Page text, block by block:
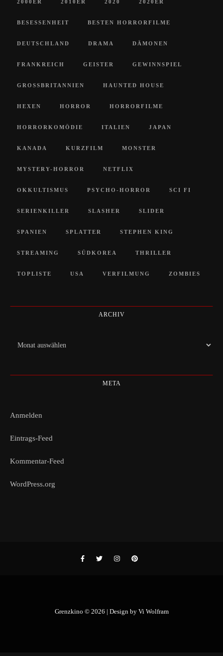
2000ER 2010ER 2020 2020ER
BESESSENHEIT BESTEN HORRORFILME
DEUTSCHLAND DRAMA DÄMONEN
FRANKREICH GEISTER GEWINNSPIEL
GROSSBRITANNIEN HAUNTED HOUSE
HEXEN HORROR HORRORFILME
HORRORKOMÖDIE ITALIEN JAPAN
KANADA KURZFILM MONSTER
MYSTERY-HORROR NETFLIX
OKKULTISMUS PSYCHO-HORROR SCI FI
SERIENKILLER SLASHER SLIDER
SPANIEN SPLATTER STEPHEN KING
STREAMING SÜDKOREA THRILLER
TOPLISTE USA VERFILMUNG ZOMBIES
ARCHIV
Archiv
META
Anmelden
Eintrags-Feed
Kommentar-Feed
WordPress.org
Grenzkino © 2026 | Design by Vi Wolfram